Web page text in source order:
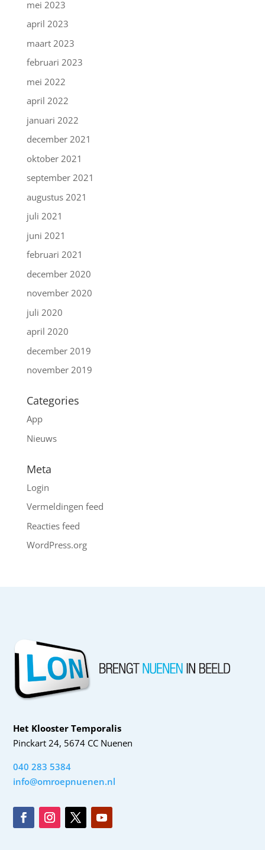
mei 2023
april 2023
maart 2023
februari 2023
mei 2022
april 2022
januari 2022
december 2021
oktober 2021
september 2021
augustus 2021
juli 2021
juni 2021
februari 2021
december 2020
november 2020
juli 2020
april 2020
december 2019
november 2019
Categories
App
Nieuws
Meta
Login
Vermeldingen feed
Reacties feed
WordPress.org
Het Klooster Temporalis
Pinckart 24, 5674 CC Nuenen
040 283 5384
info@omroepnuenen.nl